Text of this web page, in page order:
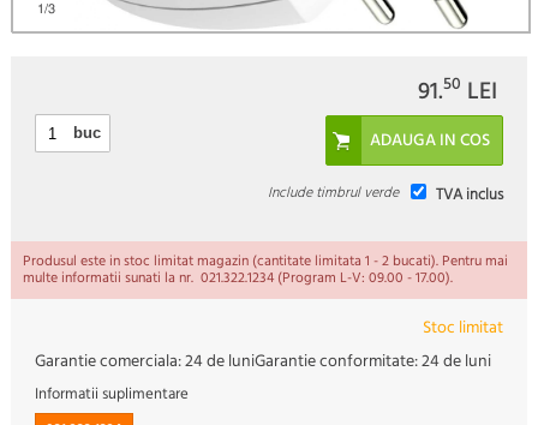
1/3
91.50 LEI
buc
TVA inclus
Include timbrul verde
Produsul este in stoc limitat magazin (cantitate limitata 1 - 2 bucati). Pentru mai
multe informatii sunati la nr. 021.322.1234 (Program L-V: 09.00 - 17.00).
Stoc limitat
Garantie comerciala:24 de luniGarantie conformitate:24 de luni
Informatii suplimentare